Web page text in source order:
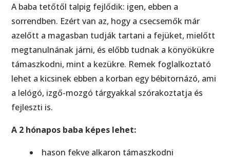
A baba tetőtől talpig fejlődik: igen, ebben a
sorrendben. Ezért van az, hogy a csecsemők már
azelőtt a magasban tudják tartani a fejüket, mielőtt
megtanulnának járni, és előbb tudnak a könyökükre
támaszkodni, mint a kezükre. Remek foglalkoztató
lehet a kicsinek ebben a korban egy bébitornázó, ami
a lelógó, izgő-mozgó tárgyakkal szórakoztatja és
fejleszti is.
A 2 hónapos baba képes lehet:
hason fekve alkaron támaszkodni